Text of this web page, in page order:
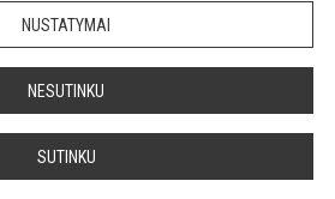
NUSTATYMAI
NESUTINKU
SUTINKU